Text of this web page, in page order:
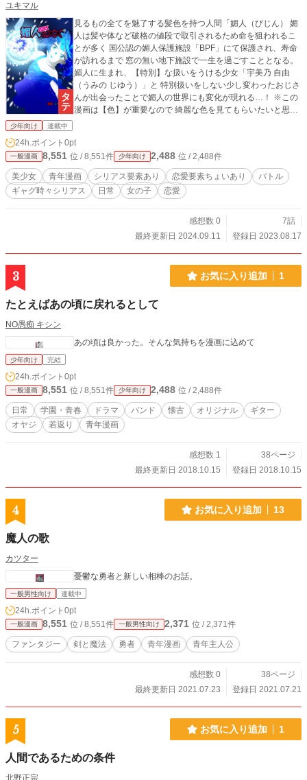
ユキマル
見るもの全てを魅了する髪色を持つ人間「媚人（びじん） 媚
人は髪や体など破格の値段で取引されるため命を狙われるこ
とが多く 国公認の媚人保護施設「BPF」にて保護され、寿命
が訪れるまで 窓の無い地下施設で一生を過ごすこととなる。
媚人に生まれ、【特別】な扱いをうける少女「宇美乃 自由
（うみの じゆう）」と 特別扱いをしない少し変わったおじさ
んが出会ったことで媚人の世界にも変化が現れる…！ ※この
漫画は【色】が重要なので 綺麗な色を見てもらいたいと思い
少年向け 連載中
24h.ポイント 0pt
一般漫画 8,551 位 / 8,551件 少年向け 2,488 位 / 2,488件
美少女 青年漫画 シリアス要素あり 恋愛要素ちょいあり
バトル
ギャグ時々シリアス
日常 女の子 恋愛
感想数 0
7話
最終更新日 2024.09.11
登録日 2023.08.17
3 お気に入り追加 1
たとえばあの頃に戻れるとして
NO愚痴 キシン
あの頃は良かった。そんな気持ちを漫画に込めて
少年向け 完結
24h.ポイント 0pt
一般漫画 8,551 位 / 8,551件 少年向け 2,488 位 / 2,488件
日常 学園・青春 ドラマ バンド 懐古 オリジナル
ギター
オヤジ
若返り 青年漫画
感想数 1
38ページ
最終更新日 2018.10.15
登録日 2018.10.15
4 お気に入り追加 13
魔人の歌
カツター
憂鬱な勇者と新しい相棒のお話。
一般男性向け 連載中
24h.ポイント 0pt
一般漫画 8,551 位 / 8,551件 一般男性向け 2,371 位 / 2,371件
ファンタジー 剣と魔法 勇者 青年漫画 青年主人公
感想数 0
38ページ
最終更新日 2021.07.23
登録日 2021.07.21
5 お気に入り追加 1
人間であるための条件
北野正宗